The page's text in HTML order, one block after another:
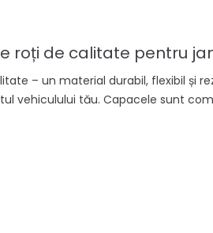
roți de calitate pentru
– un material durabil, flexibil
vehiculului tău. Capacele sunt